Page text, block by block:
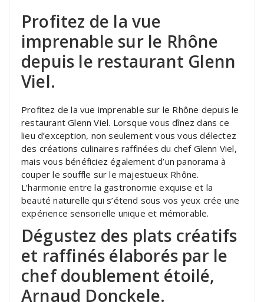
Profitez de la vue
imprenable sur le Rhône
depuis le restaurant Glenn
Viel.
Profitez de la vue imprenable sur le Rhône depuis le
restaurant Glenn Viel. Lorsque vous dînez dans ce
lieu d’exception, non seulement vous vous délectez
des créations culinaires raffinées du chef Glenn Viel,
mais vous bénéficiez également d’un panorama à
couper le souffle sur le majestueux Rhône.
L’harmonie entre la gastronomie exquise et la
beauté naturelle qui s’étend sous vos yeux crée une
expérience sensorielle unique et mémorable.
Dégustez des plats créatifs
et raffinés élaborés par le
chef doublement étoilé,
Arnaud Donckele.